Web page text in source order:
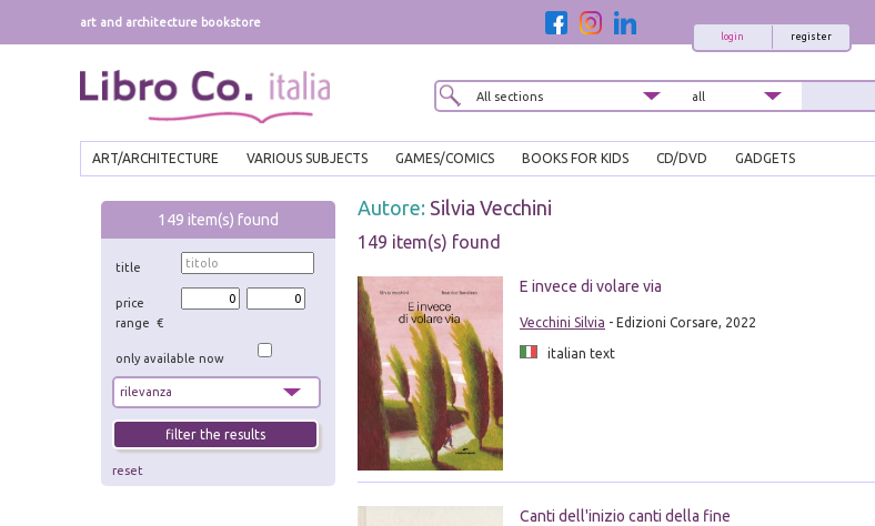
art and architecture bookstore
register
login
ART/ARCHITECTURE VARIOUS SUBJECTS GAMES/COMICS BOOKS FOR KIDS CD/DVD GADGETS
149 item(s) found
title
price
range €
only available now
reset
Autore: Silvia Vecchini
149 item(s) found
E invece di volare via
Vecchini Silvia - Edizioni Corsare, 2022
italian text
Canti dell'inizio canti della fine